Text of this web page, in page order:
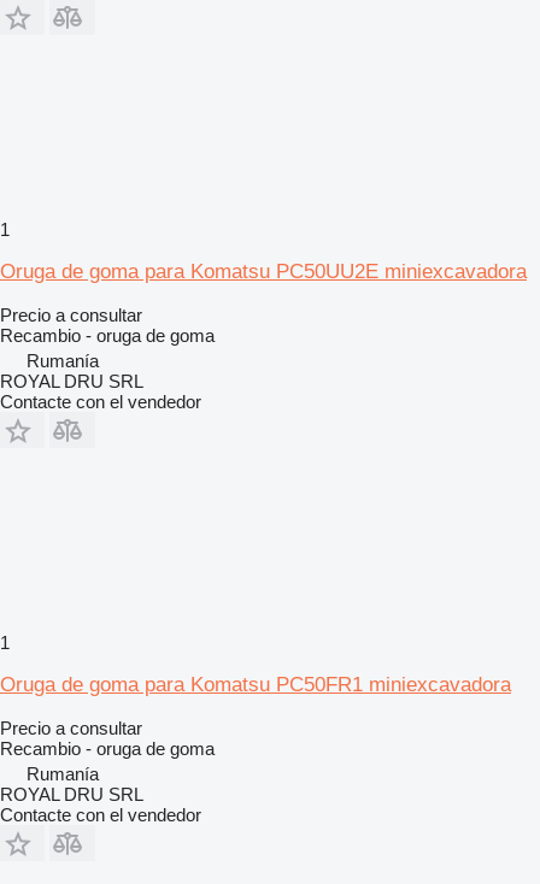
1
Oruga de goma para Komatsu PC50UU2E miniexcavadora
Precio a consultar
Recambio - oruga de goma
Rumanía
ROYAL DRU SRL
Contacte con el vendedor
1
Oruga de goma para Komatsu PC50FR1 miniexcavadora
Precio a consultar
Recambio - oruga de goma
Rumanía
ROYAL DRU SRL
Contacte con el vendedor